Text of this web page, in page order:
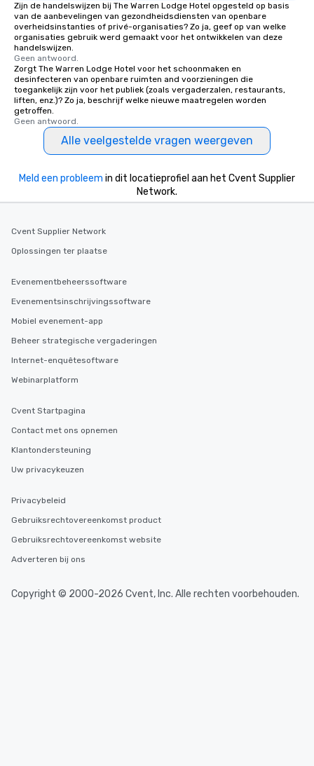
Zijn de handelswijzen bij The Warren Lodge Hotel opgesteld op basis
van de aanbevelingen van gezondheidsdiensten van openbare
overheidsinstanties of privé-organisaties? Zo ja, geef op van welke
organisaties gebruik werd gemaakt voor het ontwikkelen van deze
handelswijzen.
Geen antwoord.
Zorgt The Warren Lodge Hotel voor het schoonmaken en
desinfecteren van openbare ruimten and voorzieningen die
toegankelijk zijn voor het publiek (zoals vergaderzalen, restaurants,
liften, enz.)? Zo ja, beschrijf welke nieuwe maatregelen worden
getroffen.
Geen antwoord.
Alle veelgestelde vragen weergeven
Meld een probleem in dit locatieprofiel aan het Cvent Supplier
Network.
Cvent Supplier Network
Oplossingen ter plaatse
Evenementbeheerssoftware
Evenementsinschrijvingssoftware
Mobiel evenement-app
Beheer strategische vergaderingen
Internet-enquêtesoftware
Webinarplatform
Cvent Startpagina
Contact met ons opnemen
Klantondersteuning
Uw privacykeuzen
Privacybeleid
Gebruiksrechtovereenkomst product
Gebruiksrechtovereenkomst website
Adverteren bij ons
Copyright © 2000-2026 Cvent, Inc. Alle rechten voorbehouden.